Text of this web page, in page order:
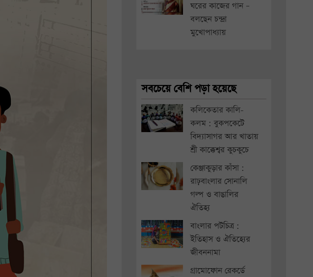
ঘরের কাজের গান –
বলছেন চন্দ্রা
মুখোপাধ্যায়
সবচেয়ে বেশি পড়া হয়েছে
কলিকেতার কালি-
কলম : বুকপকেটে
বিদ্যাসাগর আর খাতায়
শ্রী কাক্কেশ্বর কুচকুচে
কেঞ্জাকুড়ার কাঁসা :
রাঢ়বাংলার সোনালি
গল্প ও বাঙালির
ঐতিহ্য
বাংলার পটচিত্র :
ইতিহাস ও ঐতিহ্যের
জীবননামা
গ্রামোফোন রেকর্ডে